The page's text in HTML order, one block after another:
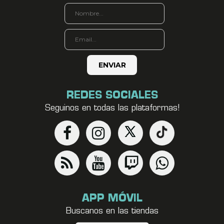
REDES SOCIALES
Seguinos en todas las plataformas!
APP MÓVIL
Buscanos en las tiendas